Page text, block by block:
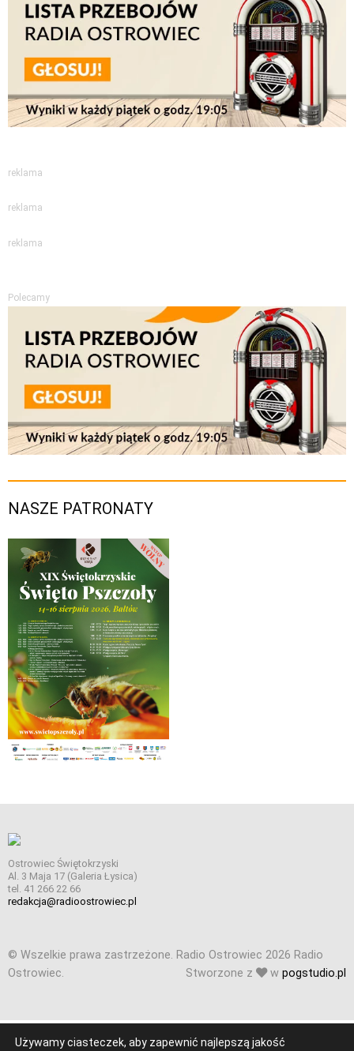
reklama
reklama
reklama
Polecamy
NASZE PATRONATY
Ostrowiec Świętokrzyski
Al. 3 Maja 17 (Galeria Łysica)
tel. 41 266 22 66
redakcja@radioostrowiec.pl
© Wszelkie prawa zastrzeżone. Radio Ostrowiec 2026 Radio
Ostrowiec.
Stworzone z w pogstudio.pl
Używamy ciasteczek, aby zapewnić najlepszą jakość